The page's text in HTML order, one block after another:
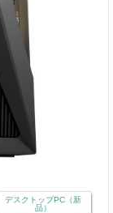
デスクトップPC（新
品）